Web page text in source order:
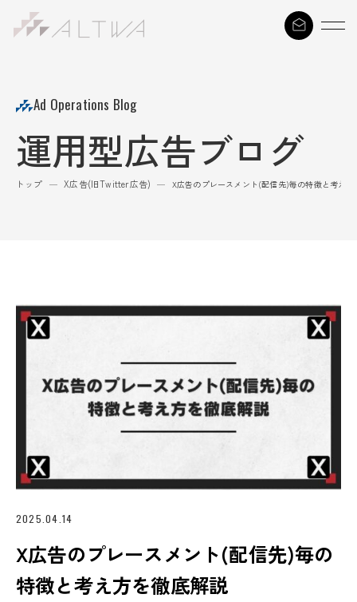
Ad Operations Blog
運用型広告ブログ
トップ — X広告(旧Twitter広告) — X広告のプレースメント(配信先)毎の特徴と考え方
2025.04.14
X広告のプレースメント(配信先)毎の
特徴と考え方を徹底解説